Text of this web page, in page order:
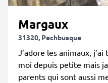
Margaux
31320, Pechbusque
J’adore les animaux,
moi depuis petite mais
parents qui sont aussi